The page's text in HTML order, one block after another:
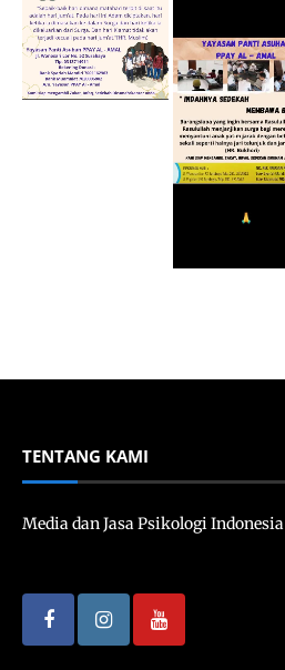
TENTANG KAMI
Media dan Jasa Psikologi Indonesia